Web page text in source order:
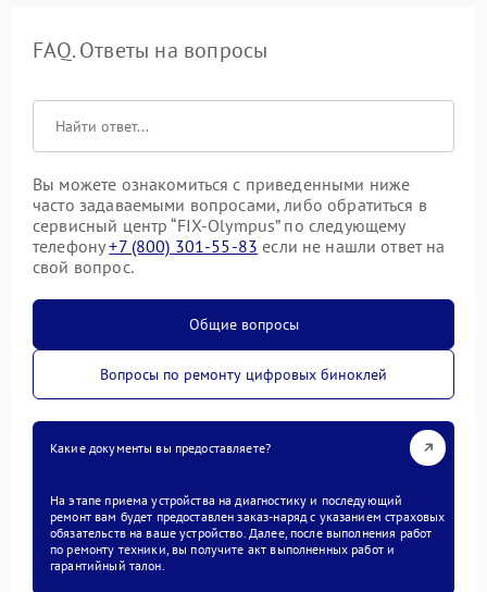
FAQ. Ответы на вопросы
Вы можете ознакомиться с приведенными ниже
часто задаваемыми вопросами, либо обратиться в
сервисный центр “FIX-Olympus” по следующему
телефону+7 (800) 301-55-83 если не нашли ответ на
свой вопрос.
Общие вопросы
Вопросы по ремонту цифровых биноклей
Какие документы вы предоставляете?
На этапе приема устройства на диагностику и последующий
ремонт вам будет предоставлен заказ-наряд с указанием страховых
обязательств на ваше устройство. Далее, после выполнения работ
по ремонту техники, вы получите акт выполненных работ и
гарантийный талон.